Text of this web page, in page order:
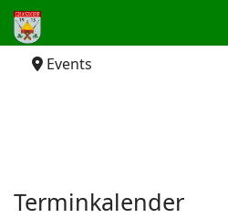
Events
Terminkalender